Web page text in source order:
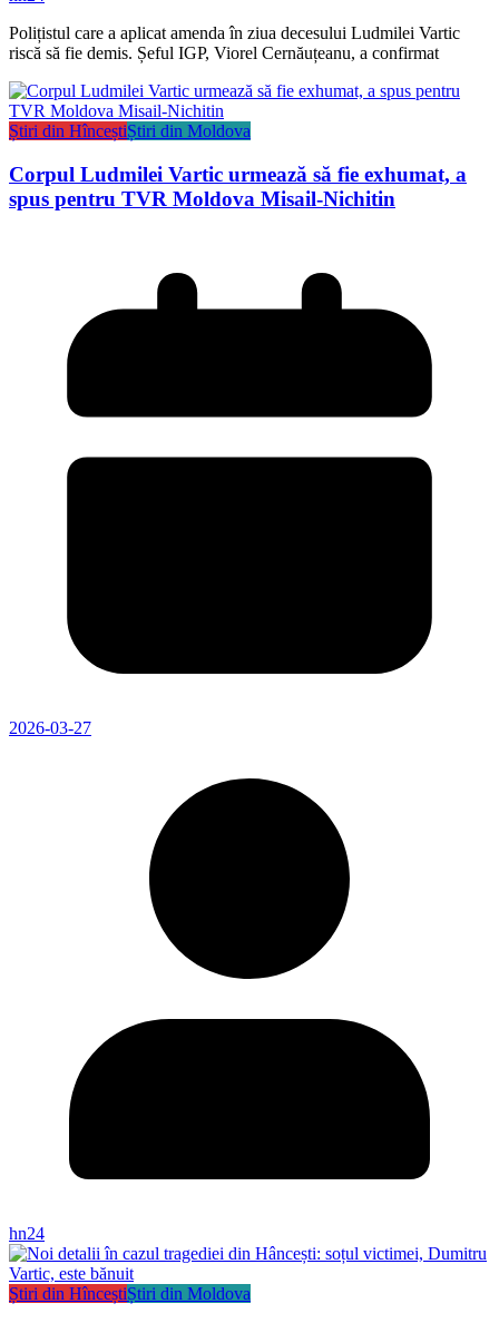
Polițistul care a aplicat amenda în ziua decesului Ludmilei Vartic
riscă să fie demis. Șeful IGP, Viorel Cernăuțeanu, a confirmat
Știri din HînceștiȘtiri din Moldova
Corpul Ludmilei Vartic urmează să fie exhumat, a
spus pentru TVR Moldova Misail-Nichitin
2026-03-27
hn24
Știri din HînceștiȘtiri din Moldova